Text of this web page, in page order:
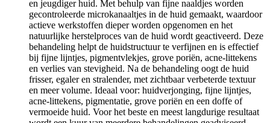
en jeugdiger huid. Met behulp van fijne naaldjes worden
gecontroleerde microkanaaltjes in de huid gemaakt, waardoor
actieve werkstoffen dieper worden opgenomen en het
natuurlijke herstelproces van de huid wordt geactiveerd. Deze
behandeling helpt de huidstructuur te verfijnen en is effectief
bij fijne lijntjes, pigmentvlekjes, grove poriën, acne-littekens
en verlies van stevigheid. Na de behandeling oogt de huid
frisser, egaler en stralender, met zichtbaar verbeterde textuur
en meer volume. Ideaal voor: huidverjonging, fijne lijntjes,
acne-littekens, pigmentatie, grove poriën en een doffe of
vermoeide huid. Voor het beste en meest langdurige resultaat